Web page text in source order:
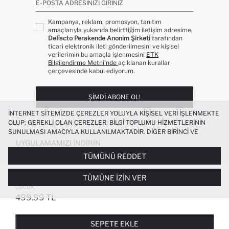
%100 PAMUK RELAX FIT BISIKLET YAKA
BASKILI UZUN KOLLU OKUL TIŞÖRTÜ KIZ
ÇOCUK
499.99 TL
SEPETE EKLE
E-POSTA ADRESINIZI GIRINIZ
Kampanya, reklam, promosyon, tanıtım
amaçlarıyla yukarıda belirttiğim iletişim adresime,
DeFacto Perakende Anonim Şirketi tarafından
ticari elektronik ileti gönderilmesini ve kişisel
verilerimin bu amaçla işlenmesini ETK
Bilgilendirme Metni’nde açıklanan kurallar
çerçevesinde kabul ediyorum.
ŞIMDI ABONE OL!
UYGULAMAMIZI İNDIRIN
POPÜLER KATEGORILER
KADIN BEYAZ TIŞÖRT
İNTERNET SITEMIZDE ÇEREZLER YOLUYLA KIŞISEL VERI IŞLENMEKTE
OLUP; GEREKLI OLAN ÇEREZLER, BILGI TOPLUMU HIZMETLERININ
SUNULMASI AMACIYLA KULLANILMAKTADIR. DIĞER BIRINCI VE
ÜÇÜNCÜ TARAF ÇEREZLER ISE SIZE DAHA IYI BIR ALIŞVERIŞ
DENEYIMI SUNULABILMESI, SITEMIZIN DAHA IŞLEVSEL KILINMASI VE
KIŞISELLEŞTIRMESI VE AÇIK RIZA VERMENIZ HALINDE, SIZLERE
YÖNELIK PAZARLAMA FAALIYETLERININ YAPILMASI AMAÇLARIYLA
SINIRLI OLARAK KULLANILACAKTIR. ÇEREZLERE DAIR TERCIHLERINIZI
ÇEREZ TERCIHLERIPANELI ARACILIĞIYLA HER ZAMAN YÖNETEBILIR,
ÇEREZLERLE ILGILI DAHA DETAYLI BILGIYE
TÜMÜNÜ REDDET
TÜMÜNE İZIN VER